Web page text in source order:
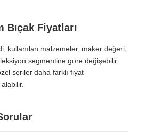
Fiyatları
kullanılan malzemeler, maker değeri,
segmentine göre değişebilir.
seriler daha farklı fiyat